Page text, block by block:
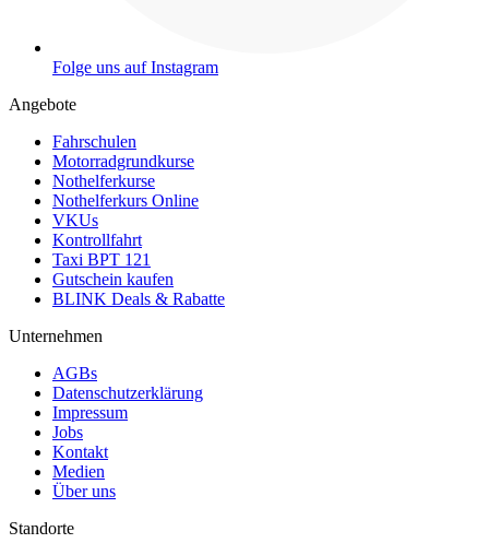
Folge uns auf Instagram
Angebote
Fahrschulen
Motorradgrundkurse
Nothelferkurse
Nothelferkurs Online
VKUs
Kontrollfahrt
Taxi BPT 121
Gutschein kaufen
BLINK Deals & Rabatte
Unternehmen
AGBs
Datenschutzerklärung
Impressum
Jobs
Kontakt
Medien
Über uns
Standorte